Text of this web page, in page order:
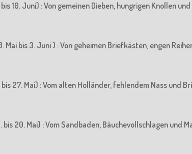
10. Juni) : Von gemeinen Dieben, hungrigen Knollen
Mai bis 3. Juni ) : Von geheimen Briefkästen, engen
bis 27. Mai) : Vom alten Holländer, fehlendem Nass und
bis 20. Mai) : Vom Sandbaden, Bäuchevollschlagen und